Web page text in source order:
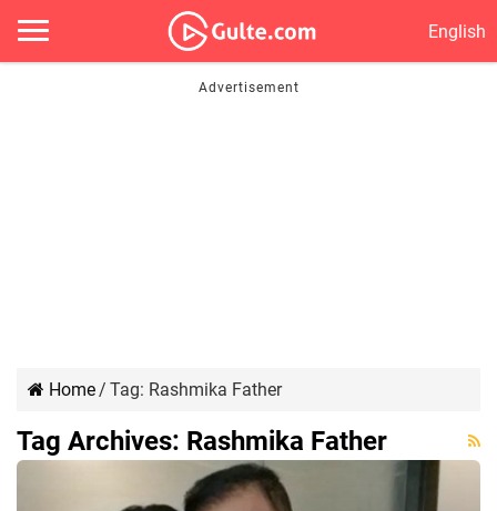
English
Home/ Tag: Rashmika Father
Tag Archives: Rashmika Father